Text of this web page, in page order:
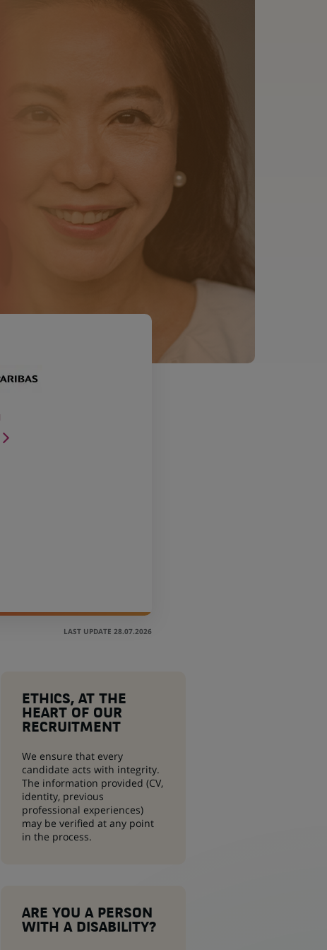
LAST UPDATE 28.07.2026
ETHICS, AT THE
HEART OF OUR
RECRUITMENT
We ensure that every
candidate acts with integrity.
The information provided (CV,
identity, previous
professional experiences)
may be verified at any point
in the process.
ARE YOU A PERSON
WITH A DISABILITY?